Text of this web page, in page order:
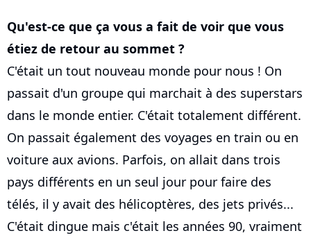
Qu'est-ce que ça vous a fait de voir que vous
étiez de retour au sommet ?
C'était un tout nouveau monde pour nous ! On
passait d'un groupe qui marchait à des superstars
dans le monde entier. C'était totalement différent.
On passait également des voyages en train ou en
voiture aux avions. Parfois, on allait dans trois
pays différents en un seul jour pour faire des
télés, il y avait des hélicoptères, des jets privés...
C'était dingue mais c'était les années 90, vraiment